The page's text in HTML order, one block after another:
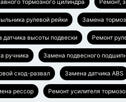
тормозного цилиндра Ремонт,
рулевой рейки Замена
датчика высоты подвески Ремонт
ручника Замена подвесного
сход-развал Замена датчика ABS
рессор Ремонт усилителя